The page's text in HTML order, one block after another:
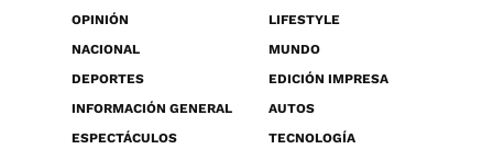
OPINIÓN
LIFESTYLE
NACIONAL
MUNDO
DEPORTES
EDICIÓN IMPRESA
INFORMACIÓN GENERAL
AUTOS
ESPECTÁCULOS
TECNOLOGÍA